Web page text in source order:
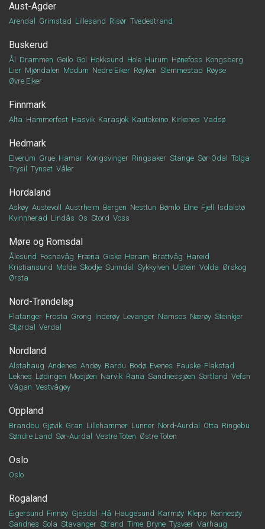
Aust-Agder
Arendal Grimstad Lillesand Risør Tvedestrand
Buskerud
Ål Drammen Geilo Gol Hokksund Hole Hurum Hønefoss Kongsberg
Lier Mjøndalen Modum Nedre Eiker Røyken Slemmestad Røyse
Øvre Eiker
Finnmark
Alta Hammerfest Hasvik Karasjok Kautokeino Kirkenes Vadsø
Hedmark
Elverum Grue Hamar Kongsvinger Ringsaker Stange Sør-Odal
Tolga
Trysil
Tynset Våler
Hordaland
Askøy Austevoll Austrheim Bergen Nesttun Bømlo Etne Fjell
Isdalstø
Kvinnherad Lindås Os Stord Voss
Møre og Romsdal
Ålesund Fosnavåg Fræna Giske Haram Brattvåg Hareid
Kristiansund Molde Skodje Sunndal Sykkylven Ulstein Volda Ørskog
Ørsta
Nord-Trøndelag
Flatanger Frosta Grong Inderøy Levanger Namsos Nærøy Steinkjer
Stjørdal
Verdal
Nordland
Alstahaug Andenes Andøy Bardu Bodø Evenes Fauske Flakstad
Leknes Lødingen Mosjøen Narvik Rana Sandnessjøen Sortland Vefsn
Vågan Vestvågøy
Oppland
Brandbu Gjøvik Gran Lillehammer Lunner Nord-Aurdal Otta Ringebu
Søndre Land Sør-Aurdal Vestre Toten Østre Toten
Oslo
Oslo
Rogaland
Eigersund Finnøy Gjesdal Hå Haugesund Karmøy Klepp Rennesøy
Sandnes Sola Stavanger Strand Time Bryne Tysvær Varhaug